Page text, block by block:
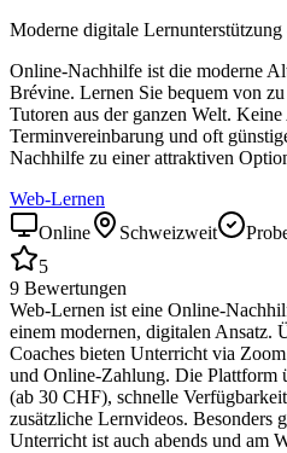
Moderne digitale
Online-Nachhilfe ist die moderne
Brévine. Lernen Sie bequem von
Tutoren aus der ganzen Welt.
Terminvereinbarung und oft
Nachhilfe zu einer attraktiven
Web-Lernen
Online
Schweizweit
5
9 Bewertungen
Web-Lernen ist eine Online-
einem modernen, digitalen Ansatz.
Coaches bieten Unterricht via
und Online-Zahlung. Die Plattform
(ab 30 CHF), schnelle
zusätzliche Lernvideos. Besonders
Unterricht ist auch abends und am